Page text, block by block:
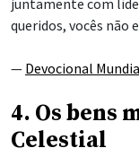
juntamente com
queridos, vocês não
— Devocional
4. Os bens
Celestial